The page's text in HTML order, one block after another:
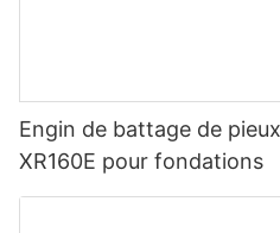
Engin de battage de
XR160E pour fondations